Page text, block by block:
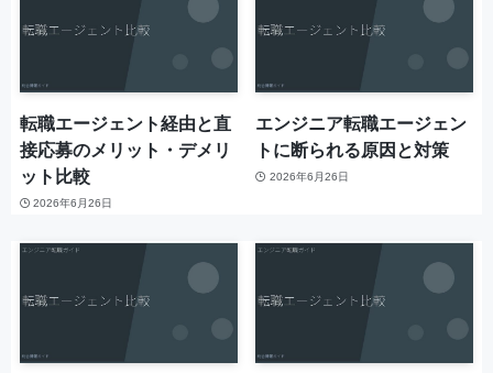
転職エージェント経由と直
接応募のメリット・デメリ
ット比較
2026年6月26日
エンジニア転職エージェン
トに断られる原因と対策
2026年6月26日